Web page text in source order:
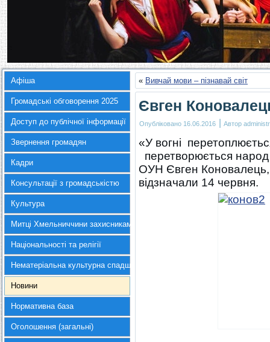
Афіша
Громадські обговорення 2025
Доступ до публічної інформації
Звернення громадян
Кадри
Консультації з громадськістю
Культура
Митці Хмельниччини захисникам України
Національності та релігії
Нематеріальна культурна спадщина
Новини
Нормативна база
Оголошення (загальні)
« Вивчай мови – пізнавай світ
Євген
Опубліковано 16.06.2016 | Автор
«У вогні
перетворюється
ОУН Євген Коновалець,
відзначали 14 червня.